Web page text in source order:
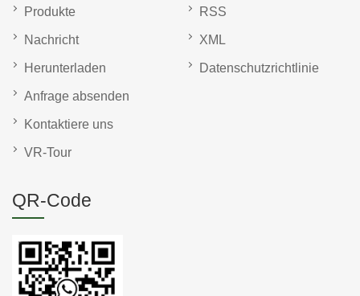
Produkte
Nachricht
Herunterladen
Anfrage absenden
Kontaktiere uns
VR-Tour
RSS
XML
Datenschutzrichtlinie
QR-Code